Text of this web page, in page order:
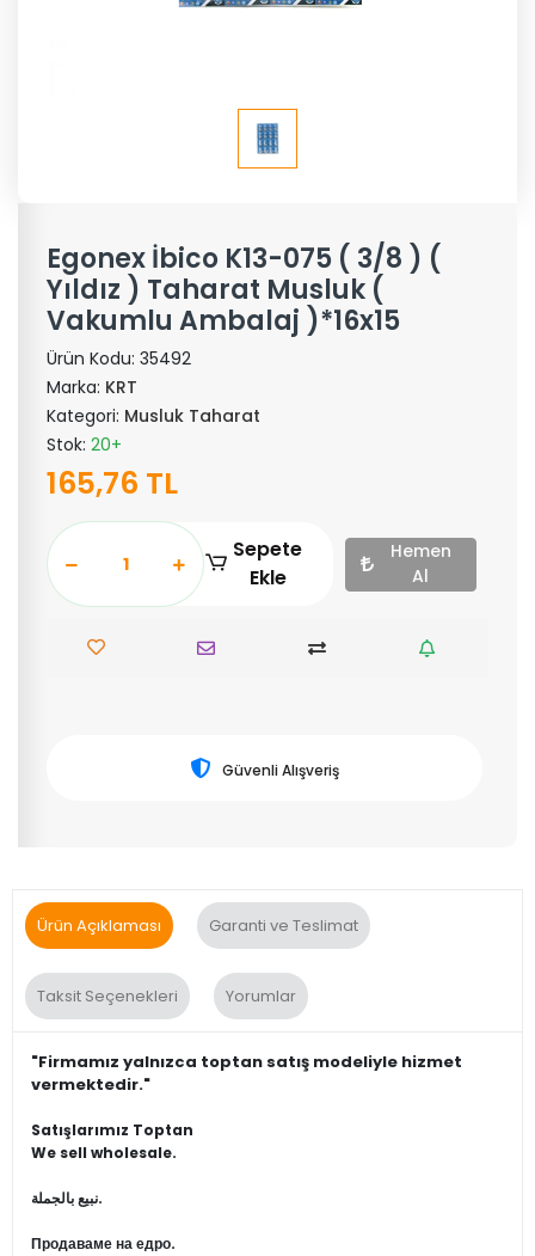
Egonex İbico K13-075 ( 3/8 ) (
Yıldız ) Taharat Musluk (
Vakumlu Ambalaj )*16x15
Ürün Kodu: 35492
Marka: KRT
Kategori: Musluk Taharat
Stok: 20+
165,76 TL
Sepete
Ekle
Hemen
Al
Güvenli Alışveriş
Ürün Açıklaması Garanti ve Teslimat
Taksit Seçenekleri Yorumlar
"Firmamız yalnızca toptan satış modeliyle hizmet
vermektedir."
Satışlarımız Toptan
We sell wholesale.
نبيع بالجملة.
Продаваме на едро.